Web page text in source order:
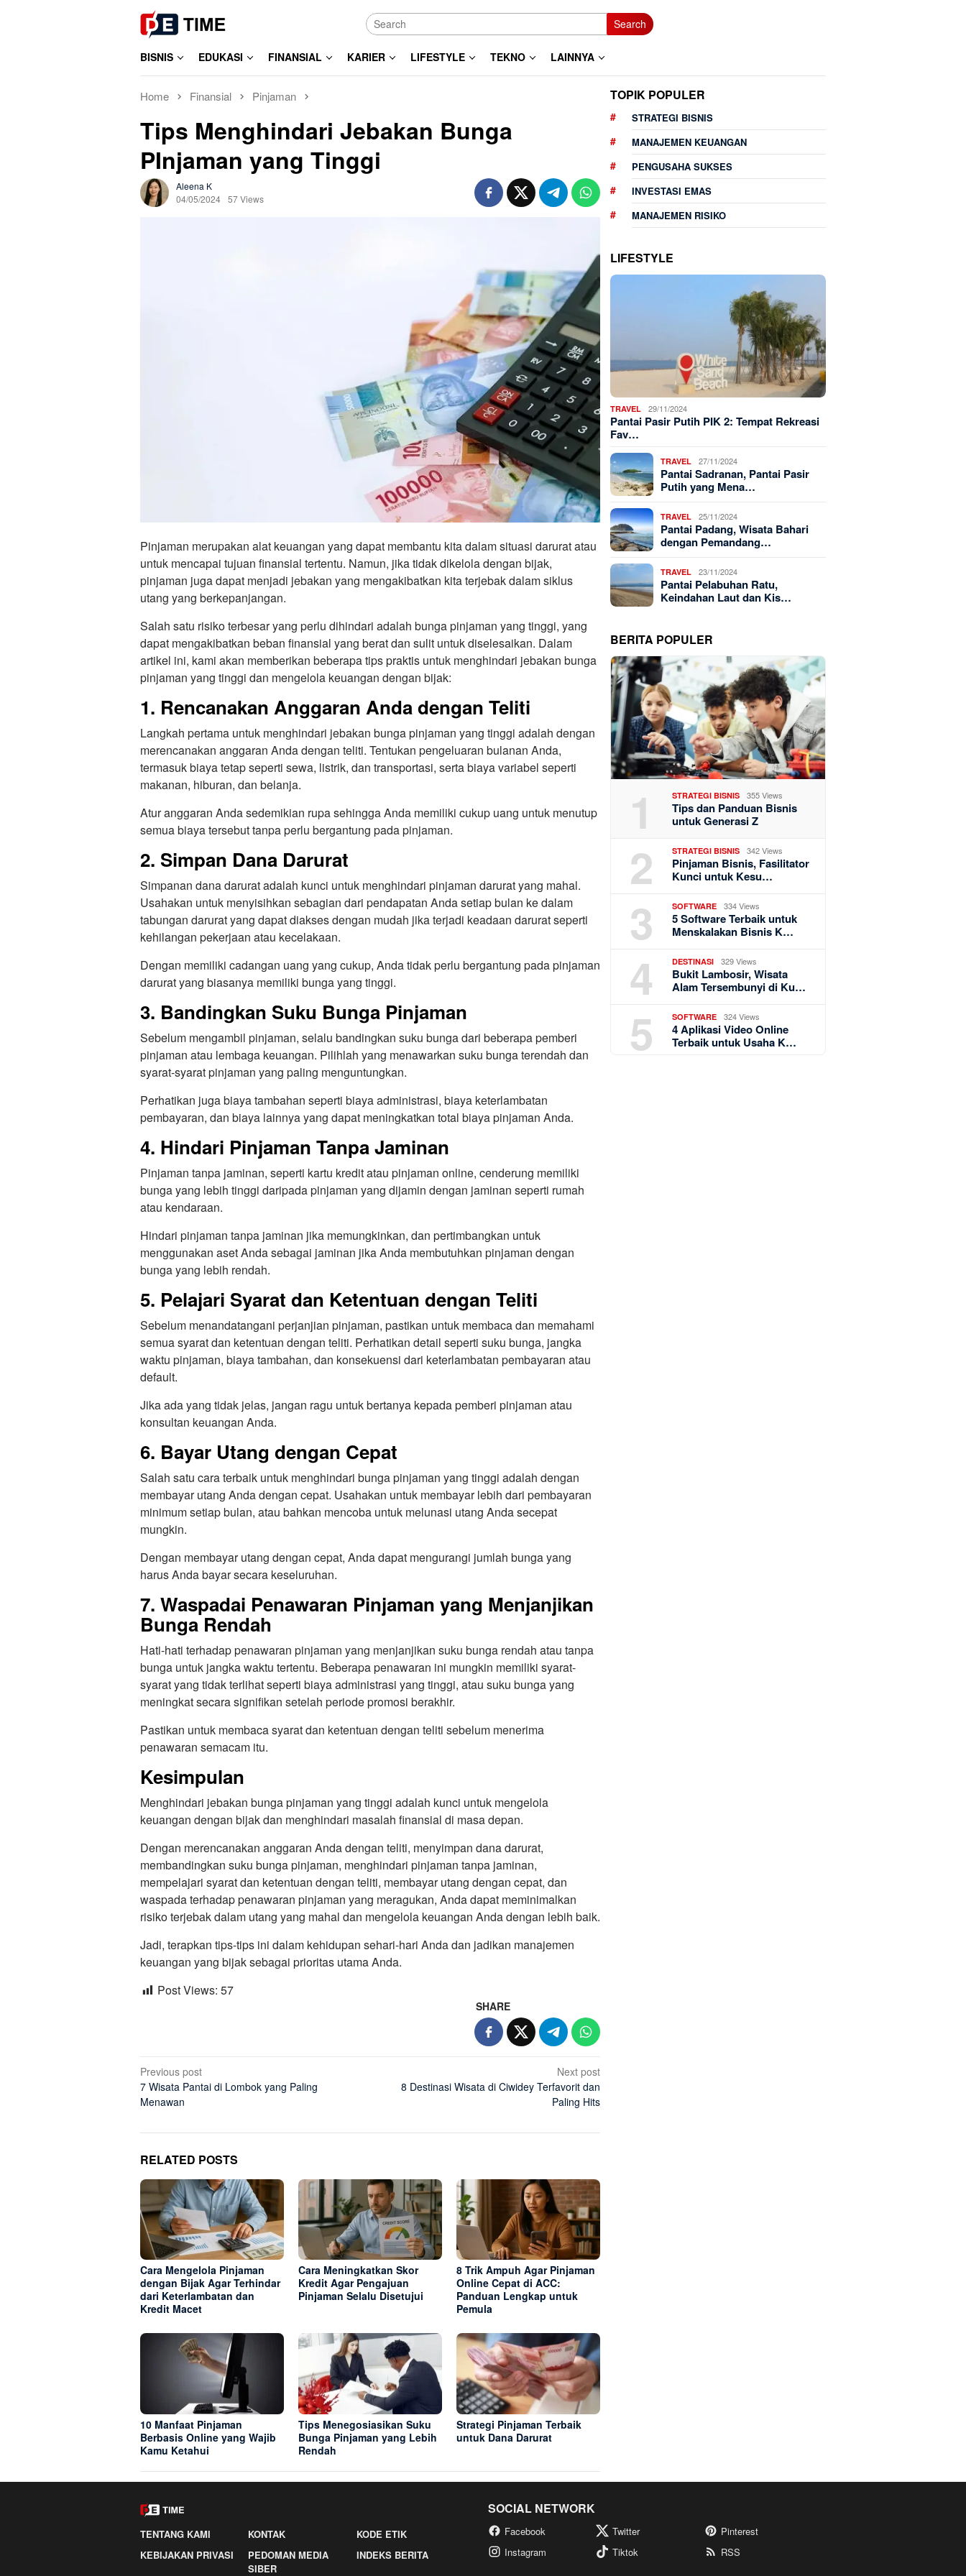
Search
BISNIS EDUKASI FINANSIAL KARIER LIFESTYLE TEKNO LAINNYA
Home Finansial Pinjaman
Tips Menghindari Jebakan Bunga
PInjaman yang Tinggi
Aleena K
04/05/2024 57 Views
Pinjaman merupakan alat keuangan yang dapat membantu kita dalam situasi darurat atau
untuk mencapai tujuan finansial tertentu. Namun, jika tidak dikelola dengan bijak,
pinjaman juga dapat menjadi jebakan yang mengakibatkan kita terjebak dalam siklus
utang yang berkepanjangan.
Salah satu risiko terbesar yang perlu dihindari adalah bunga pinjaman yang tinggi, yang
dapat mengakibatkan beban finansial yang berat dan sulit untuk diselesaikan. Dalam
artikel ini, kami akan memberikan beberapa tips praktis untuk menghindari jebakan bunga
pinjaman yang tinggi dan mengelola keuangan dengan bijak:
1. Rencanakan Anggaran Anda dengan Teliti
Langkah pertama untuk menghindari jebakan bunga pinjaman yang tinggi adalah dengan
merencanakan anggaran Anda dengan teliti. Tentukan pengeluaran bulanan Anda,
termasuk biaya tetap seperti sewa, listrik, dan transportasi, serta biaya variabel seperti
makanan, hiburan, dan belanja.
Atur anggaran Anda sedemikian rupa sehingga Anda memiliki cukup uang untuk menutup
semua biaya tersebut tanpa perlu bergantung pada pinjaman.
2. Simpan Dana Darurat
Simpanan dana darurat adalah kunci untuk menghindari pinjaman darurat yang mahal.
Usahakan untuk menyisihkan sebagian dari pendapatan Anda setiap bulan ke dalam
tabungan darurat yang dapat diakses dengan mudah jika terjadi keadaan darurat seperti
kehilangan pekerjaan atau kecelakaan.
Dengan memiliki cadangan uang yang cukup, Anda tidak perlu bergantung pada pinjaman
darurat yang biasanya memiliki bunga yang tinggi.
3. Bandingkan Suku Bunga Pinjaman
Sebelum mengambil pinjaman, selalu bandingkan suku bunga dari beberapa pemberi
pinjaman atau lembaga keuangan. Pilihlah yang menawarkan suku bunga terendah dan
syarat-syarat pinjaman yang paling menguntungkan.
Perhatikan juga biaya tambahan seperti biaya administrasi, biaya keterlambatan
pembayaran, dan biaya lainnya yang dapat meningkatkan total biaya pinjaman Anda.
4. Hindari Pinjaman Tanpa Jaminan
Pinjaman tanpa jaminan, seperti kartu kredit atau pinjaman online, cenderung memiliki
bunga yang lebih tinggi daripada pinjaman yang dijamin dengan jaminan seperti rumah
atau kendaraan.
Hindari pinjaman tanpa jaminan jika memungkinkan, dan pertimbangkan untuk
menggunakan aset Anda sebagai jaminan jika Anda membutuhkan pinjaman dengan
bunga yang lebih rendah.
5. Pelajari Syarat dan Ketentuan dengan Teliti
Sebelum menandatangani perjanjian pinjaman, pastikan untuk membaca dan memahami
semua syarat dan ketentuan dengan teliti. Perhatikan detail seperti suku bunga, jangka
waktu pinjaman, biaya tambahan, dan konsekuensi dari keterlambatan pembayaran atau
default.
Jika ada yang tidak jelas, jangan ragu untuk bertanya kepada pemberi pinjaman atau
konsultan keuangan Anda.
6. Bayar Utang dengan Cepat
Salah satu cara terbaik untuk menghindari bunga pinjaman yang tinggi adalah dengan
membayar utang Anda dengan cepat. Usahakan untuk membayar lebih dari pembayaran
minimum setiap bulan, atau bahkan mencoba untuk melunasi utang Anda secepat
mungkin.
Dengan membayar utang dengan cepat, Anda dapat mengurangi jumlah bunga yang
harus Anda bayar secara keseluruhan.
7. Waspadai Penawaran Pinjaman yang Menjanjikan
Bunga Rendah
Hati-hati terhadap penawaran pinjaman yang menjanjikan suku bunga rendah atau tanpa
bunga untuk jangka waktu tertentu. Beberapa penawaran ini mungkin memiliki syarat-
syarat yang tidak terlihat seperti biaya administrasi yang tinggi, atau suku bunga yang
meningkat secara signifikan setelah periode promosi berakhir.
Pastikan untuk membaca syarat dan ketentuan dengan teliti sebelum menerima
penawaran semacam itu.
Kesimpulan
Menghindari jebakan bunga pinjaman yang tinggi adalah kunci untuk mengelola
keuangan dengan bijak dan menghindari masalah finansial di masa depan.
Dengan merencanakan anggaran Anda dengan teliti, menyimpan dana darurat,
membandingkan suku bunga pinjaman, menghindari pinjaman tanpa jaminan,
mempelajari syarat dan ketentuan dengan teliti, membayar utang dengan cepat, dan
waspada terhadap penawaran pinjaman yang meragukan, Anda dapat meminimalkan
risiko terjebak dalam utang yang mahal dan mengelola keuangan Anda dengan lebih baik.
Jadi, terapkan tips-tips ini dalam kehidupan sehari-hari Anda dan jadikan manajemen
keuangan yang bijak sebagai prioritas utama Anda.
Post Views: 57
SHARE
Post
navigation
Previous post
7 Wisata Pantai di Lombok yang Paling
Menawan
Next post
8 Destinasi Wisata di Ciwidey Terfavorit dan
Paling Hits
RELATED POSTS
Cara Mengelola Pinjaman
dengan Bijak Agar Terhindar
dari Keterlambatan dan
Kredit Macet
Cara Meningkatkan Skor
Kredit Agar Pengajuan
Pinjaman Selalu Disetujui
8 Trik Ampuh Agar Pinjaman
Online Cepat di ACC:
Panduan Lengkap untuk
Pemula
10 Manfaat Pinjaman
Berbasis Online yang Wajib
Kamu Ketahui
Tips Menegosiasikan Suku
Bunga Pinjaman yang Lebih
Rendah
Strategi Pinjaman Terbaik
untuk Dana Darurat
TOPIK POPULER
STRATEGI BISNIS
MANAJEMEN KEUANGAN
PENGUSAHA SUKSES
INVESTASI EMAS
MANAJEMEN RISIKO
LIFESTYLE
TRAVEL 29/11/2024
Pantai Pasir Putih PIK 2: Tempat Rekreasi
Fav…
TRAVEL 27/11/2024
Pantai Sadranan, Pantai Pasir
Putih yang Mena…
TRAVEL 25/11/2024
Pantai Padang, Wisata Bahari
dengan Pemandang…
TRAVEL 23/11/2024
Pantai Pelabuhan Ratu,
Keindahan Laut dan Kis…
BERITA POPULER
1 STRATEGI BISNIS 355 Views
Tips dan Panduan Bisnis
untuk Generasi Z
2 STRATEGI BISNIS 342 Views
Pinjaman Bisnis, Fasilitator
Kunci untuk Kesu…
3 SOFTWARE 334 Views
5 Software Terbaik untuk
Menskalakan Bisnis K…
4 DESTINASI 329 Views
Bukit Lambosir, Wisata
Alam Tersembunyi di Ku…
5 SOFTWARE 324 Views
4 Aplikasi Video Online
Terbaik untuk Usaha K…
TENTANG KAMI KONTAK
KODE ETIK
KEBIJAKAN PRIVASI
PEDOMAN MEDIA
SIBER
INDEKS BERITA
SOCIAL NETWORK
Facebook Twitter
Pinterest
Instagram
Tiktok RSS